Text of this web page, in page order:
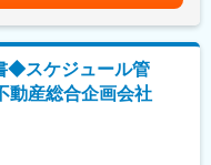
い状態で業務に臨んで欲し
◆スケジュール管
動産総合企画会社